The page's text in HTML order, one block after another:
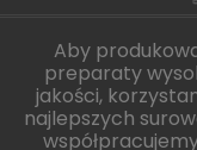
Aby
preparaty
jakości,
najlepszych